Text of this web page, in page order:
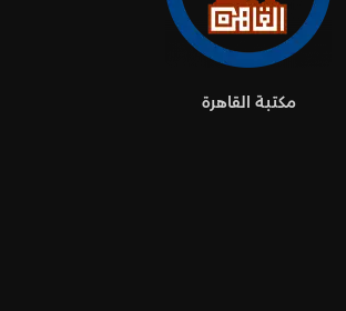
مكتبة القاهرة